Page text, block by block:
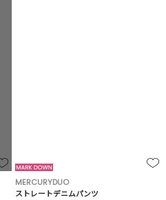
MERCURYDUO
ストレートデニムパンツ